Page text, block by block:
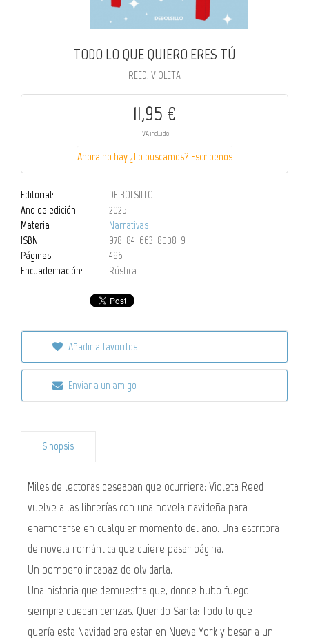
TODO LO QUE QUIERO ERES TÚ
REED, VIOLETA
11,95 €
IVA incluido
Ahora no hay ¿Lo buscamos? Escribenos
Editorial:
DE BOLSILLO
Año de edición:
2025
Materia
Narrativas
ISBN:
978-84-663-8008-9
Páginas:
496
Encuadernación:
Rústica
Añadir a favoritos
Enviar a un amigo
Sinopsis
Miles de lectoras deseaban que ocurriera: Violeta Reed
vuelve a las librerías con una novela navideña para
enamorarse en cualquier momento del año. Una escritora
de novela romántica que quiere pasar página.
Un bombero incapaz de olvidarla.
Una historia que demuestra que, donde hubo fuego
siempre quedan cenizas. Querido Santa: Todo lo que
quería esta Navidad era estar en Nueva York y besar a un